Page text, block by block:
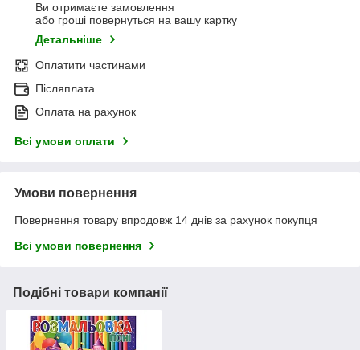
Ви отримаєте замовлення
або гроші повернуться на вашу картку
Детальніше
Оплатити частинами
Післяплата
Оплата на рахунок
Всі умови оплати
Умови повернення
Повернення товару впродовж 14 днів за рахунок покупця
Всі умови повернення
Подібні товари компанії